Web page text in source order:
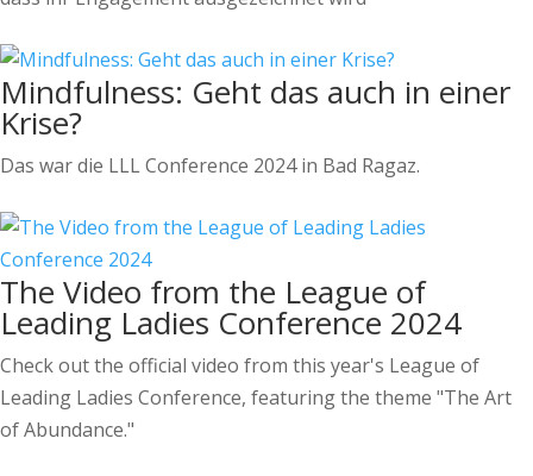
Mindfulness: Geht das auch in einer
Krise?
Das war die LLL Conference 2024 in Bad Ragaz.
The Video from the League of
Leading Ladies Conference 2024
Check out the official video from this year's League of
Leading Ladies Conference, featuring the theme "The Art
of Abundance."